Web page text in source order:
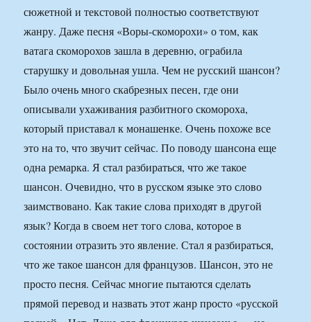
сюжетной и текстовой полностью соответствуют
жанру. Даже песня «Воры-скоморохи» о том, как
ватага скоморохов зашла в деревню, ограбила
старушку и довольная ушла. Чем не русский шансон?
Было очень много скабрезных песен, где они
описывали ухаживания разбитного скомороха,
который приставал к монашенке. Очень похоже все
это на то, что звучит сейчас. По поводу шансона еще
одна ремарка. Я стал разбираться, что же такое
шансон. Очевидно, что в русском языке это слово
заимствовано. Как такие слова приходят в другой
язык? Когда в своем нет того слова, которое в
состоянии отразить это явление. Стал я разбираться,
что же такое шансон для французов. Шансон, это не
просто песня. Сейчас многие пытаются сделать
прямой перевод и назвать этот жанр просто «русской